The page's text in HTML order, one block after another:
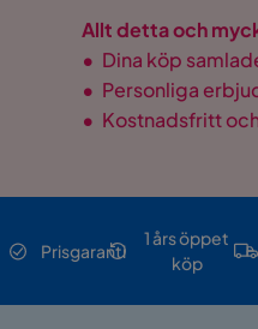
Allt detta och
• Dina köp
• Personliga
• Kostnadsfritt
Prisgaranti
1 års öppet
köp